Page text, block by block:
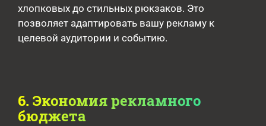
хлопковых до стильных рюкзаков. Это
позволяет адаптировать вашу рекламу к
целевой аудитории и событию.
6. Экономия рекламного
бюджета